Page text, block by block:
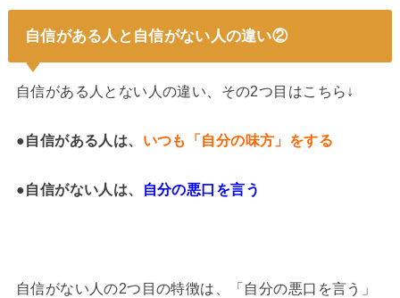
自信がある人と自信がない人の違い②
自信がある人とない人の違い、その2つ目はこちら↓
●自信がある人は、 いつも「自分の味方」をする
●自信がない人は、 自分の悪口を言う
自信がない人の2つ目の特徴は、「自分の悪口を言う」